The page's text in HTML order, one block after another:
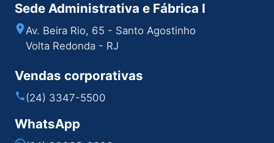
Sede Administrativa e Fábrica I
Av. Beira Rio, 65 - Santo Agostinho
Volta Redonda - RJ
Vendas corporativas
(24) 3347-5500
WhatsApp